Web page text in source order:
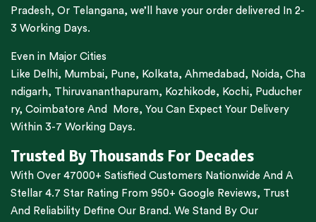
Pradesh, Or Telangana, we’ll have your order delivered In 2-
3 Working Days.
Even in Major Cities
Like Delhi, Mumbai, Pune, Kolkata, Ahmedabad , Noida, Cha
ndigarh, Thiruvananthapuram, Kozhikode, Kochi, Puducher
ry, Coimbatore And More, You Can Expect Your Delivery
Within 3-7 Working Days.
Trusted By Thousands For Decades
With Over 47000+ Satisfied Customers Nationwide And A
Stellar 4.7 Star Rating From 950+ Google Reviews, Trust
And Reliability Define Our Brand. We Stand By Our